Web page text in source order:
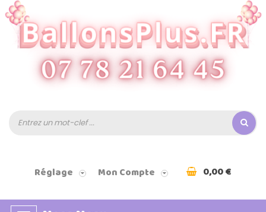
Réglage Mon Compte 0,00 €